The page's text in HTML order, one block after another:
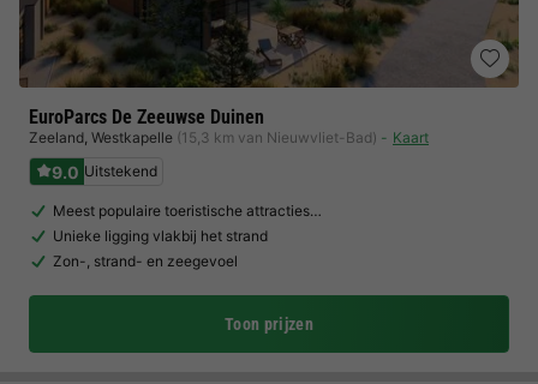
EuroParcs De Zeeuwse Duinen
Zeeland, Westkapelle (15,3 km van Nieuwvliet-Bad) Kaart
9.0 Uitstekend
Meest populaire toeristische attracties…
Unieke ligging vlakbij het strand
Zon-, strand- en zeegevoel
Toon prijzen